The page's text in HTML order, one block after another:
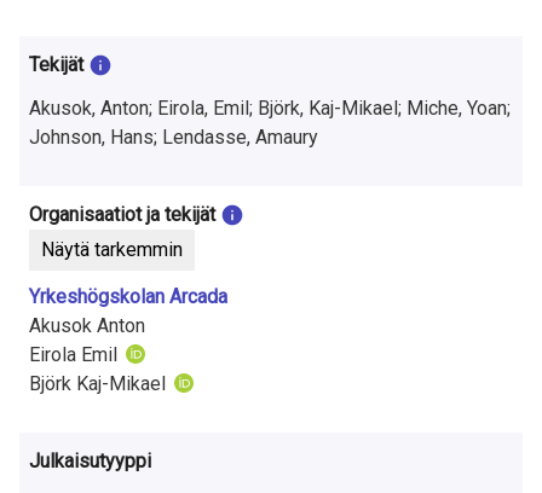
t
k
i
m
u
k
s
e
t
Tekijät
Akusok, Anton; Eirola, Emil; Björk, Kaj-Mikael; Miche, Yoan;
Johnson, Hans; Lendasse, Amaury
Organisaatiot ja tekijät
Näytä tarkemmin
Yrkeshögskolan Arcada
Akusok Anton
Eirola Emil
Björk Kaj-Mikael
Julkaisutyyppi